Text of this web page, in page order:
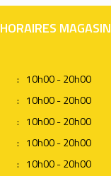
HORAIRES MAGASIN
: 10h00 - 20h00
: 10h00 - 20h00
: 10h00 - 20h00
: 10h00 - 20h00
: 10h00 - 20h00